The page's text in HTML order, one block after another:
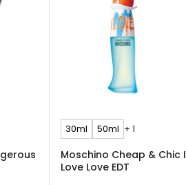
30ml 50ml + 1
Moschino Cheap & Chic I
Love Love EDT